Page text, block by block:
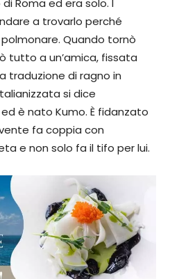
Roma ed era solo. I
a trovarlo perché
Quando tornò
tutto a un’amica, fissata
traduzione di ragno in
si dice
è nato Kumo. È fidanzato
fa coppia con
e non solo fa il tifo per lui.